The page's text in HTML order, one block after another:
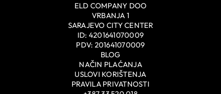
ELD COMPANY DOO
VRBANJA 1
SARAJEVO CITY CENTER
ID: 4201641070009
PDV: 201641070009
BLOG
NAČIN PLAĆANJA
USLOVI KORIŠTENJA
PRAVILA PRIVATNOSTI